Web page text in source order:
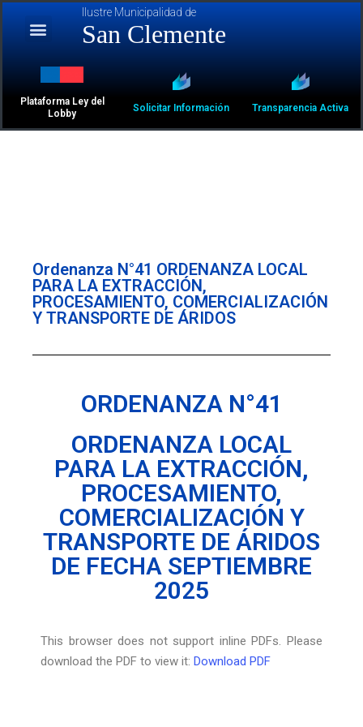
Ilustre Municipalidad de
San Clemente
Plataforma Ley del
Lobby
Solicitar Información Transparencia Activa
Ordenanza N°41 ORDENANZA LOCAL
PARA LA EXTRACCIÓN,
PROCESAMIENTO, COMERCIALIZACIÓN
Y TRANSPORTE DE ÁRIDOS
ORDENANZA N°41
ORDENANZA LOCAL
PARA LA EXTRACCIÓN,
PROCESAMIENTO,
COMERCIALIZACIÓN Y
TRANSPORTE DE ÁRIDOS
DE FECHA SEPTIEMBRE
2025
This browser does not support inline PDFs. Please
download the PDF to view it: Download PDF